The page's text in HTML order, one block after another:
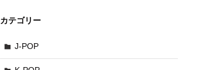
カテゴリー
J-POP